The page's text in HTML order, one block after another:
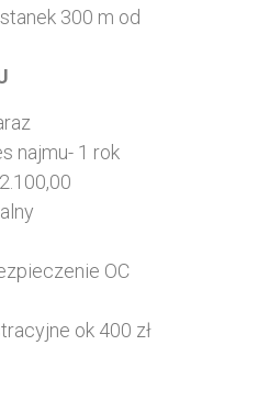
300 m od
najmu- 1 rok
OC
ok 400 zł